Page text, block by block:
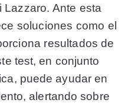
Ante esta
soluciones como el
resultados de
test, en conjunto
puede ayudar en
alertando sobre